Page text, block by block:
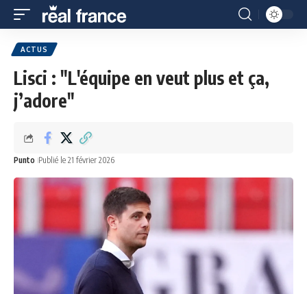
ACTUS
Lisci : "L'équipe en veut plus et ça,
j’adore"
Punto Publié le 21 février 2026